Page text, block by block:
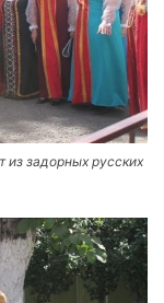
из задорных русских